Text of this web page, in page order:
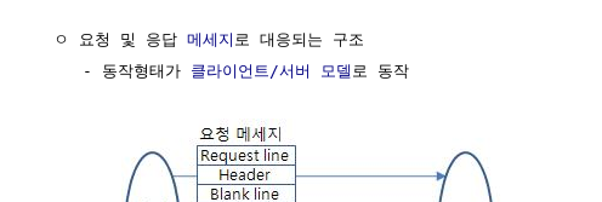
  ㅇ 요청 및 응답
메세지 로 대응되는 구조
     - 동작형태가
클라이언트/서버 모델 로 동작